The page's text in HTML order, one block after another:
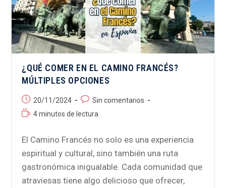
¿QUÉ COMER EN EL CAMINO FRANCÉS?
MÚLTIPLES OPCIONES
20/11/2024
Sin comentarios
4 minutos de lectura
El Camino Francés no solo es una experiencia
espiritual y cultural, sino también una ruta
gastronómica inigualable. Cada comunidad que
atraviesas tiene algo delicioso que ofrecer,